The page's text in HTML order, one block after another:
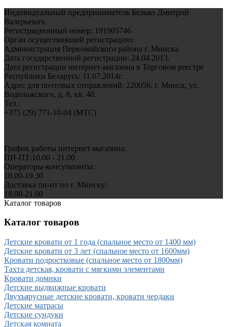
Индивидуальный предприниматель Белько Дмитрий
Валерьевич.
Регистрационный номер: 191905746
Орган осуществивший регистрацию:
Администрация Первомайского района г. Минска
Дата государственной регистрации: 24.04.2013.
Дата регистрации интернет-магазина в Торговом реестре
Республики Беларусь: 11.07.2014г.
Адрес для почтовых отправлений: 220056, г. Минск, ул.
Водолажского, д. 8, кв. 40.
Тел.:
+375 (29) 771-10-04 (MTC)
График работы интернет-магазина:
ПН-ПТ:10.00 - 21.00
Операторы-консультанты:
10.00-19.30
Доставка пн-пт по г. Минску:
18.00-21.00
Каталог товаров
Каталог товаров
Детские кровати от 1 года (спальное место от 1400 мм)
Детские кровати от 3 лет (спальное место от 1600мм)
Кровати подростковые (спальное место от 1800мм)
Тахта детская, кровати с мягкими элементами
Кровати домики
Детские выдвижные кровати
Двухъярусные детские кровати, кровати чердаки
Детские матрасы
Детские сундуки
Детская комната